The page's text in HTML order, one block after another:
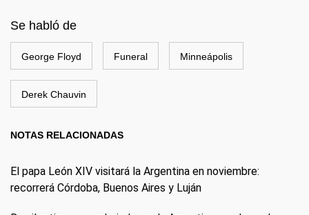
Se habló de
George Floyd Funeral Minneápolis
Derek Chauvin
NOTAS RELACIONADAS
El papa León XIV visitará la Argentina en noviembre:
recorrerá Córdoba, Buenos Aires y Luján